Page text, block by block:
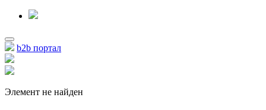
b2b портал
Элемент не найден